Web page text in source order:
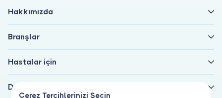
Çerez Tercihlerinizi Seçin
Hakkımızda
Branşlar
Hastalar için
Doktorlar için